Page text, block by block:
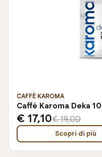
CAFFÈ KAROMA
Caffè Karoma Deka
€ 17,10€ 19,00
Scopri di più